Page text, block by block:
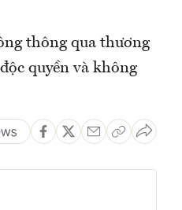
thông qua thương
quyền và không